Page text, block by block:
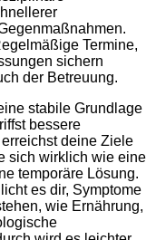
Termine,
sichern
der Betreuung.
stabile Grundlage
bessere
deine Ziele
sich wirklich wie eine
temporäre Lösung.
es dir, Symptome
wie Ernährung,